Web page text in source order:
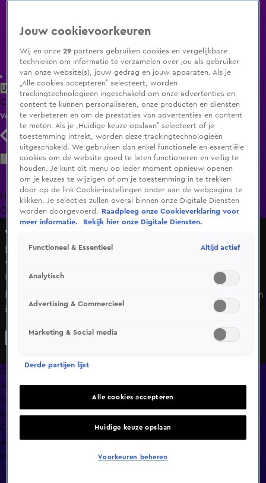
Uitzending Gemist Populaire programma's Zenders Genres
ClipsFilmsRadioSmart TV inlogShop
Volg KIJK
Zoeken
HomeUitzending Gemist Programma's De Bondgenoten
OranjezomerLivestreamsShop
Vandaag Inside
Bart Verbruggen bespreekt penaltytactiek voor het WK:
'Denk dat je daarmee de meeste kans maakt'
Di 2 juni, 15:33
Ronald Koeman blikt samen met doelman Bart Verbruggen
in gesprek met Noa Vahle vooruit op het WK voetbal in de
Overzicht
Afleveringen
Clips
In de wandelgangen
Compilaties
Anderen keken ook
Info
Jouw cookievoorkeuren
Wij en onze29 partners gebruiken cookies en vergelijkbare
technieken om informatie te verzamelen over jou als gebruiker
van onze website(s), jouw gedrag en jouw apparaten. Als je
„Alle cookies accepteren” selecteert, worden
trackingtechnologieën ingeschakeld om onze advertenties en
content te kunnen personaliseren, onze producten en diensten
te verbeteren en om de prestaties van advertenties en content
te meten. Als je „Huidige keuze opslaan” selecteert of je
toestemming intrekt, worden deze trackingtechnologieën
uitgeschakeld. We gebruiken dan enkel functionele en essentiële
cookies om de website goed te laten functioneren en veilig te
houden. Je kunt dit menu op ieder moment opnieuw openen
om je keuzes te wijzigen of om je toestemming in te trekken
door op de link Cookie-instellingen onder aan de webpagina te
klikken. Je selecties zullen overal binnen onze Digitale Diensten
worden doorgevoerd.
Raadpleeg onze Cookieverklaring voor
meer informatie.
Bekijk hier onze Digitale Diensten.
Functioneel & Essentieel Altijd actief
Analytisch
Advertising & Commercieel
Marketing & Social media
Derde partijen lijst
Alle cookies accepteren
Huidige keuze opslaan
Voorkeuren beheren